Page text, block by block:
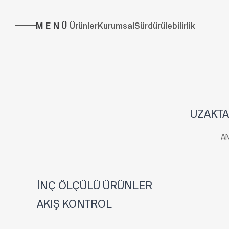
MENÜ ÜrünlerKurumsalSürdürülebilirlik
İNÇ ÖLÇÜLÜ ÜRÜNLER
AKIŞ KONTROL